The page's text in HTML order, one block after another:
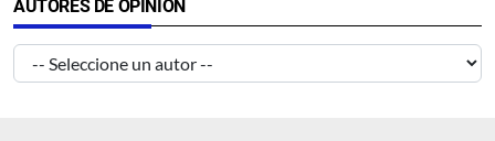
AUTORES DE OPINIÓN